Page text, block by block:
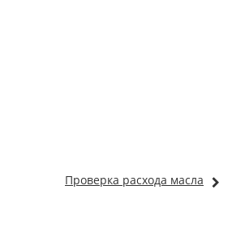
Проверка расхода масла